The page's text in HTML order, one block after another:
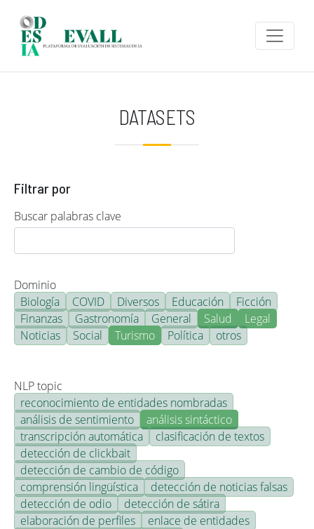
DATASETS
Filtrar por
Buscar palabras clave
Dominio
Biología
COVID Diversos Educación
Ficción
Finanzas
Gastronomía General Salud
Legal
Noticias
Social Turismo Política otros
NLP topic
reconocimiento de entidades nombradas
análisis de sentimiento
análisis sintáctico
transcripción automática
clasificación de textos
detección de clickbait
detección de cambio de código
comprensión lingüística
detección de noticias falsas
detección de odio
detección de sátira
elaboración de perfiles
enlace de entidades